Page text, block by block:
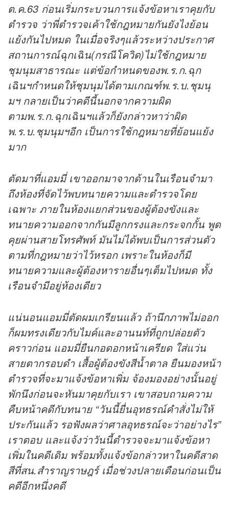
ต.ค.63 ก่อนเริ่มกระบวนการแจ้งข้อหาเราคุยกับ
ตำรวจ ว่าพี่ตำรวจเค้าใช้กฎหมายกันยังไงย้อน
แย้งกันไปหมด ในเมื่อจริงๆแล้วระหว่างประกาศ
สถานการณ์ฉุกเฉิน(กรณีโควิด)ไม่ใช้กฎหมาย
ชุมนุมสาธารณะ แต่ข้อกำหนดของพ.ร.ก.ฉุก
เฉินฯกำหนดให้ชุมนุมได้ตามเกณฑ์พ.ร.บ.ชุมนุ
มฯ กลายเป็นว่าคดีนี้นอกจากความผิด
ตามพ.ร.ก.ฉุกเฉินฯแล้วก็ยังกล่าวหาว่าผิด
พ.ร.บ.ชุมนุมฯอีก เป็นการใช้กฎหมายที่ย้อนแย้ง
มาก
ตัดมาที่แอมมี่ เขาออกมาจากด้านในเรือนจำมา
ถึงห้องที่จัดไว้พบทนายความและตำรวจโดย
เฉพาะ ภายในห้องแยกส่วนของผู้ต้องขังและ
ทนายความออกจากกันมีลูกกรงและกระจกกั้น พูด
คุยผ่านสายโทรศัพท์ มันไม่ได้พบเป็นการส่วนตัว
ตามที่กฎหมายว่าไว้หรอก เพราะในห้องก็มี
ทนายความและผู้ต้องหารายอื่นๆเต็มไปหมด ทั้ง
เรือนจำมีอยู่ห้องเดียว
แน่นอนแอมมี่ตัดผมเกรียนแล้ว ถ้านึกภาพไม่ออก
ก็ผมทรงเดียวกับไมค์และอานนท์ที่ถูกปล่อยตัว
คราวก่อน แอมมี่ยืนกอดอกหน้าเครียด ใส่แว่น
สายตากรอบดำ เสื้อผู้ต้องขังสีน้ำตาล ยืนมองหน้า
ตำรวจที่จะมาแจ้งข้อหาเพิ่ม จ้องมองอย่างนั้นอยู่
พักนึงก่อนจะหันมาคุยกับเรา เขาสอบถามความ
คืบหน้าคดีกับทนาย “วันนี้ยื่นอุทธรณ์คำสั่งไม่ให้
ประกันแล้ว รอฟังผลว่าศาลอุทธรณ์จะว่าอย่างไร”
เราตอบ และแจ้งว่าวันนี้ตำรวจจะมาแจ้งข้อหา
เพิ่มในคดีเดิม พร้อมทั้งแจ้งข้อกล่าวหาในคดีสาด
สีที่สน.สำราญราษฎร์ เมื่อช่วงปลายเดือนก่อนเป็น
คดีอีกหนึ่งคดี